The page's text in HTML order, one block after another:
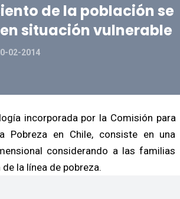
de la población se
situación vulnerable
02-2014
incorporada por la Comisión para
Pobreza en Chile, consiste en una
considerando a las familias
la línea de pobreza.